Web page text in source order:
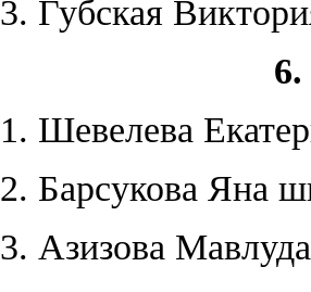
3. Губская
1. Шевелева
2. Барсукова Яна
3. Азизова